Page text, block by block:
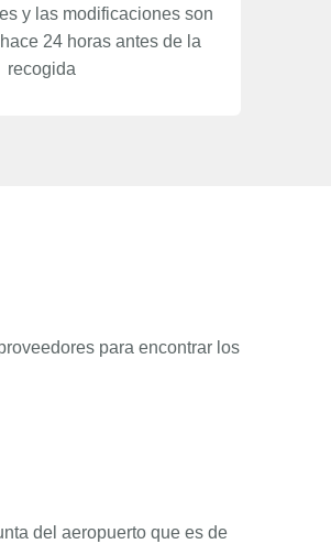
y las modificaciones son
24 horas antes de la
recogida
para encontrar los
del aeropuerto que es de